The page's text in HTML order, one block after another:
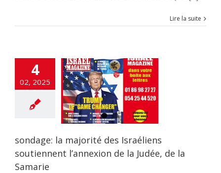
Lire la suite
4
02, 2025
criminalité
ciblée Engin
ETATS-
Fatah-
flashinfos
GUERRE DE
juridique
à la haine Inde
Juives
Artificielle Iran
sondage: la majorité des Israéliens
soutiennent l’annexion de la Judée, de la
Samarie